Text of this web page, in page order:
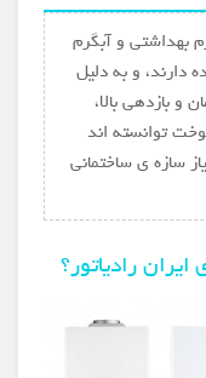
بهداشتی و آبگرم
دارند، و به دلیل
و بازدهی بالا،
توانسته اند
سازه ی ساختمانی
رادیاتور؟